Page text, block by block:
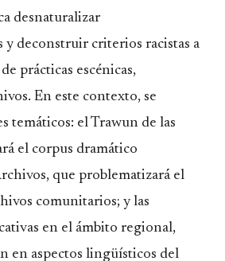
desnaturalizar
y deconstruir criterios racistas a
prácticas escénicas,
En este contexto, se
temáticos: el Trawun de las
el corpus dramático
que problematizará el
comunitarios; y las
en el ámbito regional,
en aspectos lingüísticos del